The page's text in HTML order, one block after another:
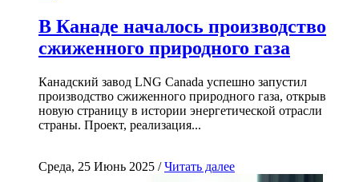
В Канаде началось производство
сжиженного природного газа
Канадский завод LNG Canada успешно запустил
производство сжиженного природного газа, открыв
новую страницу в истории энергетической отрасли
страны. Проект, реализация...
Среда, 25 Июнь 2025 /Читать далее